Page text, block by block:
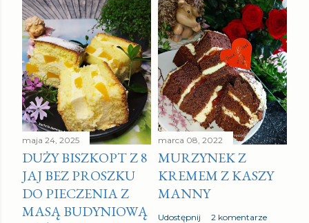
maja 24, 2025
DUŻY BISZKOPT Z 8
JAJ BEZ PROSZKU
DO PIECZENIA Z
MASĄ BUDYNIOWĄ
marca 08, 2022
MURZYNEK Z
KREMEM Z KASZY
MANNY
Udostępnij 2 komentarze